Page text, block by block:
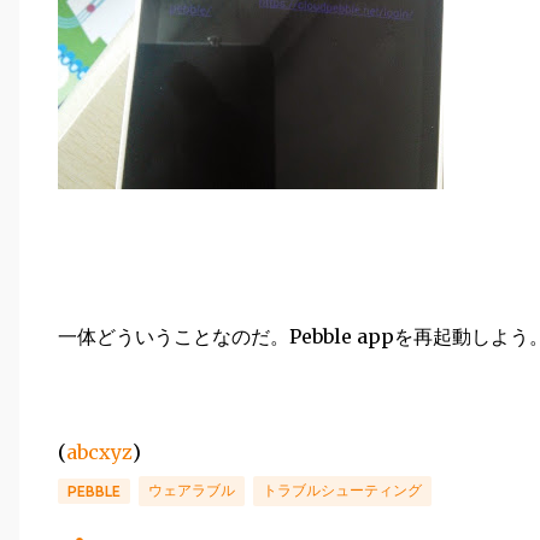
一体どういうことなのだ。Pebble appを再起動しよう
(abcxyz)
PEBBLE ウェアラブル トラブルシューティング